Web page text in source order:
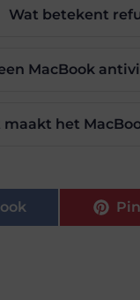
Wat betekent
MacBook
maakt het